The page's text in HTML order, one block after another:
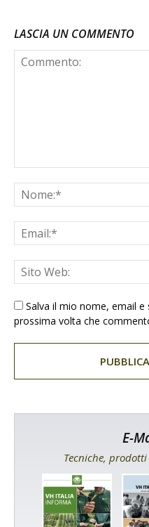
LASCIA UN COMMENTO
Salva il mio nome, email
prossima volta che
E-
Tecniche,